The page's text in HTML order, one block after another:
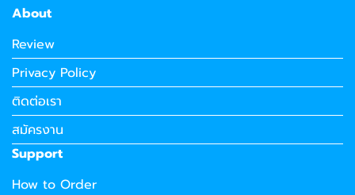
About
Review
Privacy Policy
ติดต่อเรา
สมัครงาน
Support
How to Order